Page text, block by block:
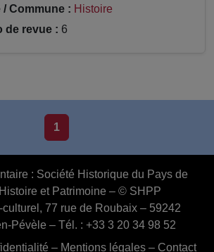
Commune : Histoire
de revue : 6
1
: Société Historique du Pays de
et Patrimoine – © SHPP
culturel, 77 rue de Roubaix – 59242
Pévèle – Tél. : +33 3 20 34 98 52
– Mentions légales – Contact